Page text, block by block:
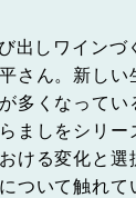
出しワインづ
さん。新しい
多くなって
ましをシリー
ける変化と選
ついて触れて